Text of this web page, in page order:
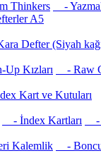
Thinkers
-
A5
Defter (Siyah
Kızları
- Raw
Kart ve Kutuları
- İndex Kartları
-
Kalemlik -